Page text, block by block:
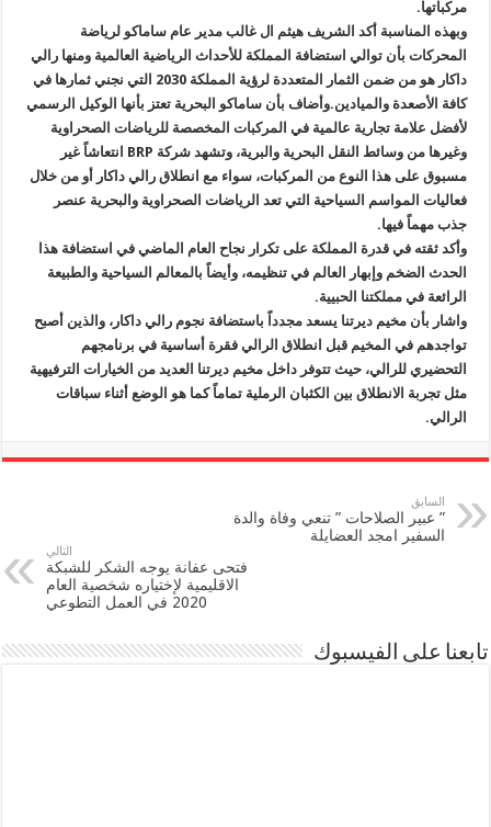
مركباتها.
وبهذه المناسبة أكد الشريف هيثم ال غالب مدير عام ساماكو لرياضة
المحركات بأن توالي استضافة المملكة للأحداث الرياضية العالمية ومنها رالي
داكار هو من ضمن الثمار المتعددة لرؤية المملكة 2030 التي نجني ثمارها في
كافة الأصعدة والميادين.وأضاف بأن ساماكو البحرية تعتز بأنها الوكيل الرسمي
لأفضل علامة تجارية عالمية في المركبات المخصصة للرياضات الصحراوية
وغيرها من وسائط النقل البحرية والبرية، وتشهد شركة BRP انتعاشاً غير
مسبوق على هذا النوع من المركبات، سواء مع انطلاق رالي داكار أو من خلال
فعاليات المواسم السياحية التي تعد الرياضات الصحراوية والبحرية عنصر
جذب مهماً فيها.
وأكد ثقته في قدرة المملكة على تكرار نجاح العام الماضي في استضافة هذا
الحدث الضخم وإبهار العالم في تنظيمه، وأيضاً بالمعالم السياحية والطبيعة
الرائعة في مملكتنا الحبيية.
واشار بأن مخيم ديرتنا يسعد مجدداً باستضافة نجوم رالي داكار، والذين أصبح
تواجدهم في المخيم قبل انطلاق الرالي فقرة أساسية في برنامجهم
التحضيري للرالي، حيث تتوفر داخل مخيم ديرتنا العديد من الخيارات الترفيهية
مثل تجربة الانطلاق بين الكثبان الرملية تماماً كما هو الوضع أثناء سباقات
الرالي.
السابق
” عبير الصلاحات ” تنعي وفاة والدة
السفير امجد العضايلة
التالي
فتحى عفانة يوجه الشكر للشبكة
الاقليمية لإختياره شخصية العام
2020 في العمل التطوعي
تابعنا على الفيسبوك